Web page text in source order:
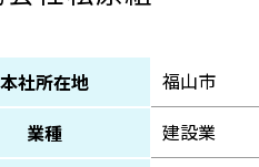
本社所在地
福山市
業種
建設業